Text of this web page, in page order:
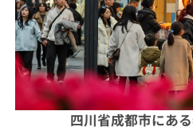
四川省成都市にあ